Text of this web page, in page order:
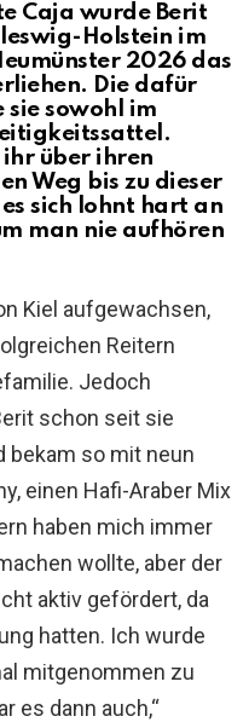
Caja wurde Berit
Holstein im
2026 das
Die dafür
sie sowohl im
ihr über ihren
Weg bis zu dieser
sich lohnt hart an
man nie aufhören
Kiel aufgewachsen,
Reitern
Jedoch
schon seit sie
bekam so mit neun
einen Hafi-Araber Mix
haben mich immer
wollte, aber der
aktiv gefördert, da
hatten. Ich wurde
mitgenommen zu
es dann auch,“